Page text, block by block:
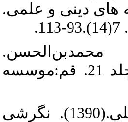
های دینی و علمی.
(1367)وسائل‌الشیعه. جلد 21. قم:موسسه
7. حسینی‌زاده، سیدعلی.(1390). نگرشی